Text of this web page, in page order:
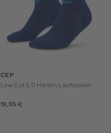
CEP
Low Cut 5.0 Herren Laufsocken
19,95 €